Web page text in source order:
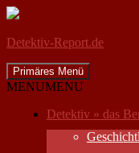
Detektiv-Report.de
Suchen
Primäres Menü
Inhalt
MENUMENU
Detektiv » das